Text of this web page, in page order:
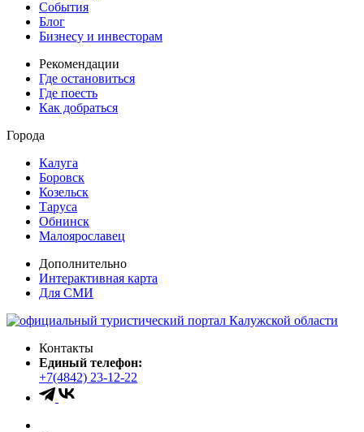
События
Блог
Бизнесу и инвесторам
Рекомендации
Где остановиться
Где поесть
Как добраться
Города
Калуга
Боровск
Козельск
Таруса
Обнинск
Малоярославец
Дополнительно
Интерактивная карта
Для СМИ
Контакты
Единый телефон:
+7(4842) 23-12-22